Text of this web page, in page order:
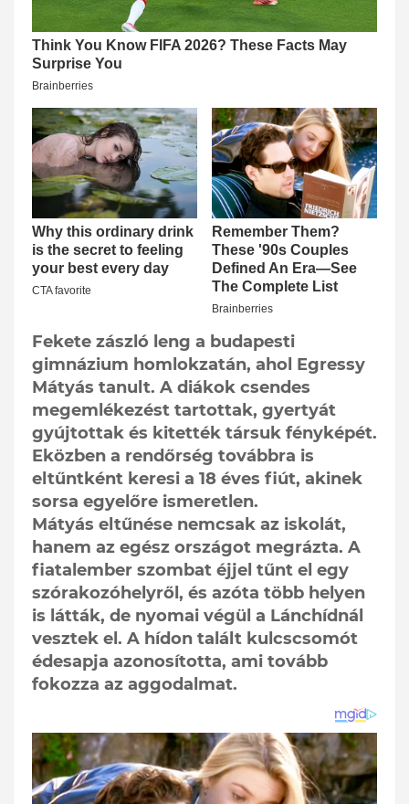
Fekete zászló leng a budapesti
gimnázium homlokzatán, ahol Egressy
Mátyás tanult. A diákok csendes
megemlékezést tartottak, gyertyát
gyújtottak és kitették társuk fényképét.
Eközben a rendőrség továbbra is
eltűntként keresi a 18 éves fiút, akinek
sorsa egyelőre ismeretlen.
Mátyás eltűnése nemcsak az iskolát,
hanem az egész országot megrázta. A
fiatalember szombat éjjel tűnt el egy
szórakozóhelyről, és azóta több helyen
is látták, de nyomai végül a Lánchídnál
vesztek el. A hídon talált kulcscsomót
édesapja azonosította, ami tovább
fokozza az aggodalmat.